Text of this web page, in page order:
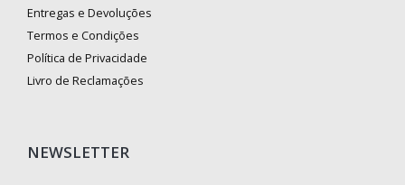
Entregas e Devoluções
Termos e Condições
Política de Privacidade
Livro de Reclamações
NEWSLETTER